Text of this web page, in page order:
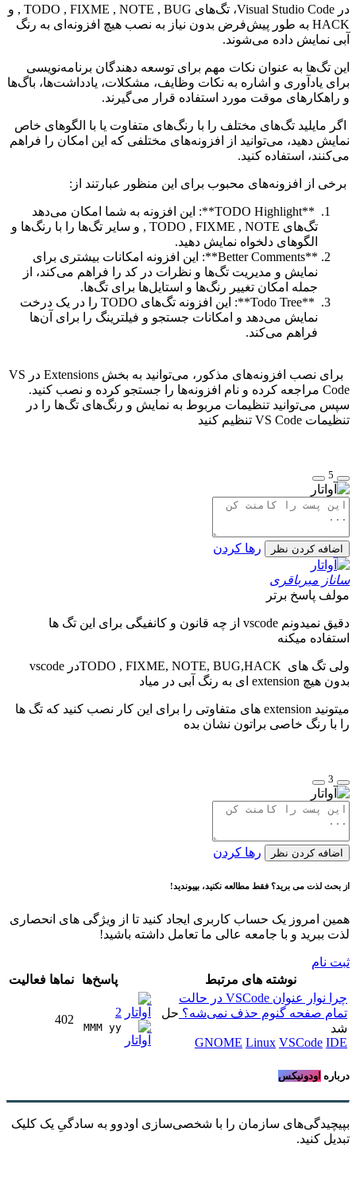
در Visual Studio Code، تگ‌های TODO , FIXME , NOTE , BUG , و
HACK به طور پیش‌فرض بدون نیاز به نصب هیچ افزونه‌ای به رنگ
آبی نمایش داده می‌شوند.
این تگ‌ها به عنوان نکات مهم برای توسعه دهندگان برنامه‌نویسی
برای یادآوری و اشاره به نکات وظایف، مشکلات، یادداشت‌ها، باگ‌ها
و راهکارهای موقت مورد استفاده قرار می‌گیرند.
اگر مایلید تگ‌های مختلف را با رنگ‌های متفاوت یا با الگوهای خاص
نمایش دهید، می‌توانید از افزونه‌های مختلفی که این امکان را فراهم
می‌کنند، استفاده کنید.
برخی از افزونه‌های محبوب برای این منظور عبارتند از:
**TODO Highlight**: این افزونه به شما امکان می‌دهد
تگ‌های TODO , FIXME , NOTE , و سایر تگ‌ها را با رنگ‌ها و
الگوهای دلخواه نمایش دهید.
**Better Comments**: این افزونه امکانات بیشتری برای
نمایش و مدیریت تگ‌ها و نظرات در کد را فراهم می‌کند، از
جمله امکان تغییر رنگ‌ها و استایل‌ها برای تگ‌ها.
**Todo Tree**: این افزونه تگ‌های TODO را در یک درخت
نمایش می‌دهد و امکانات جستجو و فیلترینگ را برای آن‌ها
فراهم می‌کند.
برای نصب افزونه‌های مذکور، می‌توانید به بخش Extensions در VS
Code مراجعه کرده و نام افزونه‌ها را جستجو کرده و نصب کنید.
سپس می‌توانید تنظیمات مربوط به نمایش و رنگ‌های تگ‌ها را در
تنظیمات VS Code تنظیم کنید
5
اضافه کردن نظر رها کردن
ساناز میرباقری
مولف پاسخ برتر
دقیق نمیدونم vscode از چه قانون و کانفیگی برای این تگ ها
استفاده میکنه
ولی تگ های TODO , FIXME, NOTE, BUG,HACKدر vscode
بدون هیچ extension ای به رنگ آبی در میاد
میتونید extension های متفاوتی را برای این کار نصب کنید که تگ ها
را با رنگ خاصی براتون نشان بده
3
اضافه کردن نظر رها کردن
از بحث لذت می برید؟ فقط مطالعه نکنید، بپیوندید!
همین امروز یک حساب کاربری ایجاد کنید تا از ویژگی های انحصاری
لذت ببرید و با جامعه عالی ما تعامل داشته باشید!
ثبت نام
نوشته های مرتبط
پاسخ‌ها نماها فعالیت
چرا نوار عنوان VSCode در حالت
تمام صفحه گنوم حذف نمی‌شه؟ حل
شد
GNOME Linux VSCode IDE
2
MMM yy
402
درباره اودونیکس
بپیچیدگی‌های سازمان را با شخصی‌سازی اودوو به سادگیِ یک کلیک
تبدیل کنید.